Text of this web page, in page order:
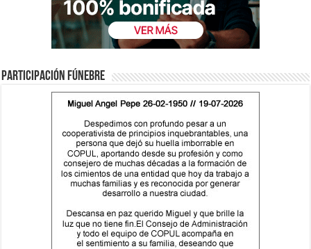
Participación fúnebre